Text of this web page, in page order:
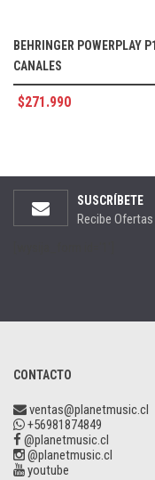
BEHRINGER POWERPLAY
CANALES
$271.990
SUSCRÍBETE
Recibe
CONTACTO
ventas@planetmusic.cl
+56981874849
@planetmusic.cl
@planetmusic.cl
youtube